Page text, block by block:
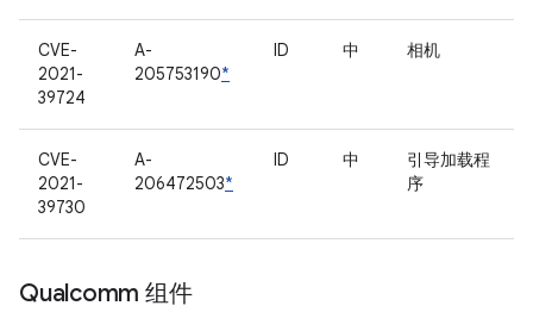
CVE-
2021-
39724
A-
205753190*
ID 中 相机
CVE-
2021-
39730
A-
206472503*
ID 中
引导加载程
序
Qualcomm 组件